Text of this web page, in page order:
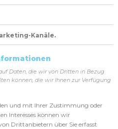
Kanäle.
Daten, die wir von Dritten in Bezug
können, die wir Ihnen zur Verfügung
und mit Ihrer Zustimmung oder
Interesses können wir
Drittanbietern über Sie erfasst